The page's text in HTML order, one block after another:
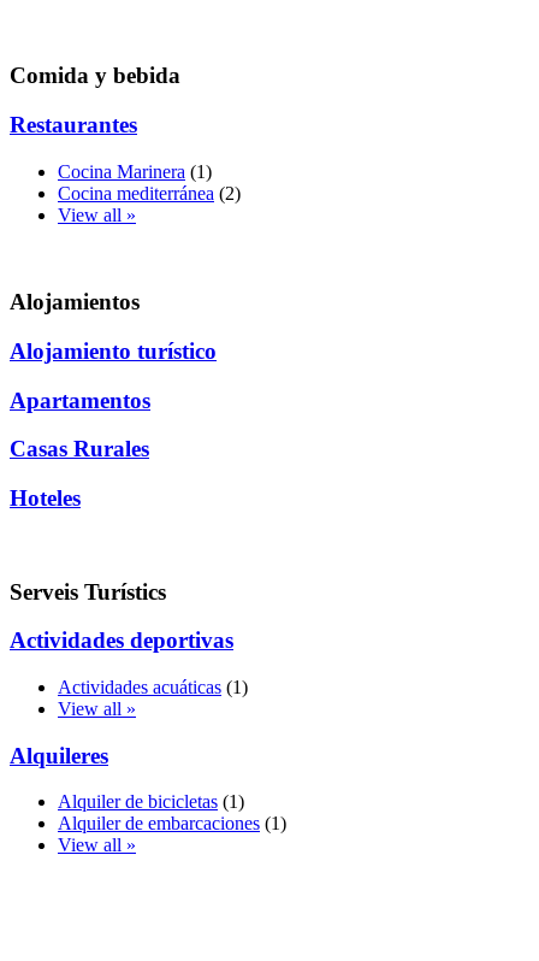
Comida y bebida
Restaurantes
Cocina Marinera (1)
Cocina mediterránea (2)
View all »
Alojamientos
Alojamiento turístico
Apartamentos
Casas Rurales
Hoteles
Serveis Turístics
Actividades deportivas
Actividades acuáticas (1)
View all »
Alquileres
Alquiler de bicicletas (1)
Alquiler de embarcaciones (1)
View all »